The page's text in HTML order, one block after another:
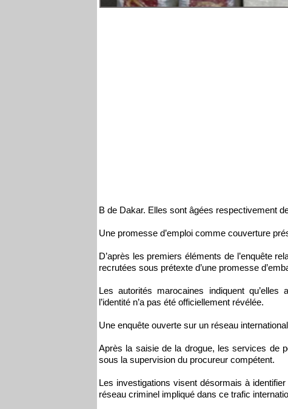
B de Dakar. Elles sont âgées respectivement
Une promesse d’emploi comme couverture
D’après les premiers éléments de l’enquête
recrutées sous prétexte d’une promesse
Les autorités marocaines indiquent qu’elles
l’identité n’a pas été officiellement révélée.
Une enquête ouverte sur un réseau international
Après la saisie de la drogue, les services de
sous la supervision du procureur compétent.
Les investigations visent désormais à
réseau criminel impliqué dans ce trafic